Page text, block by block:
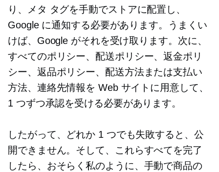
り、メタ タグを手動でストアに配置し、
Google に通知する必要があります。うまくい
けば、Google がそれを受け取ります。次に、
すべてのポリシー、配送ポリシー、返金ポリ
シー、返品ポリシー、配送方法または支払い
方法、連絡先情報を Web サイトに用意して、
1 つずつ承認を受ける必要があります。
したがって、どれか 1 つでも失敗すると、公
開できません。そして、これらすべてを完了
したら、おそらく私のように、手動で商品の